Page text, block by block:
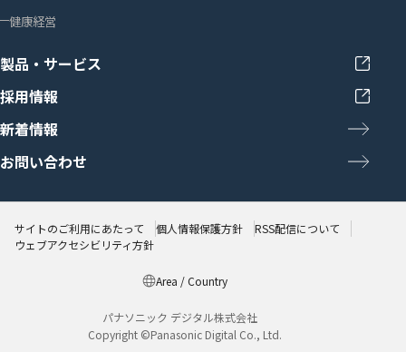
健康経営
製品・サービス
採用情報
新着情報
お問い合わせ
サイトのご利用にあたって 個人情報保護方針
RSS配信について
ウェブアクセシビリティ方針
Area / Country
パナソニック デジタル株式会社
Copyright ©Panasonic Digital Co., Ltd.